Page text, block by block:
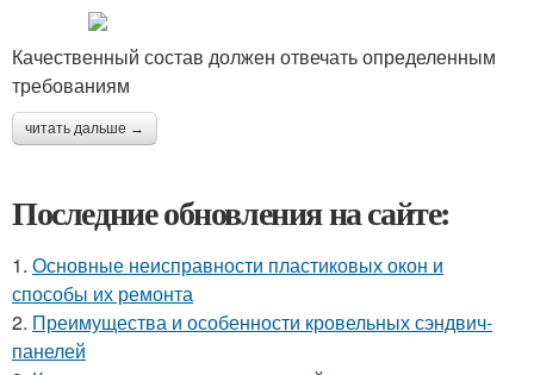
Качественный состав должен отвечать определенным
требованиям
читать дальше →
Последние обновления на сайте:
1. Основные неисправности пластиковых окон и
способы их ремонта
2. Преимущества и особенности кровельных сэндвич-
панелей